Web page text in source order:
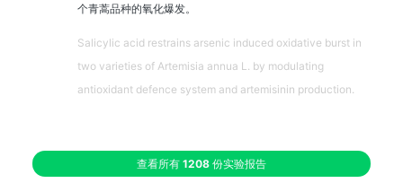
个青蒿品种的氧化爆发。
Salicylic acid restrains arsenic induced oxidative burst in
two varieties of Artemisia annua L. by modulating
antioxidant defence system and artemisinin production.
查看所有 1208 份实验报告